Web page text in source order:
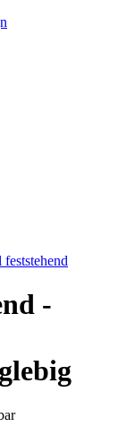
feststehend
-